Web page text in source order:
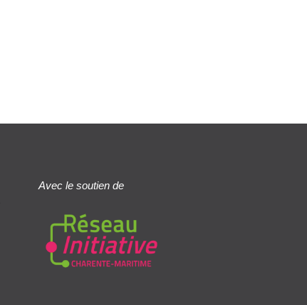
Avec le soutien de